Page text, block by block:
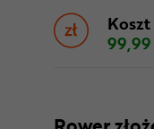
Koszt
99,99